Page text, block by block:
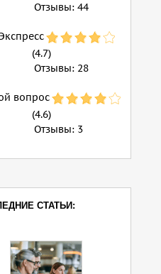
Отзывы: 44
(4.7)
Отзывы: 28
вопрос
(4.6)
Отзывы: 3
СТАТЬИ: